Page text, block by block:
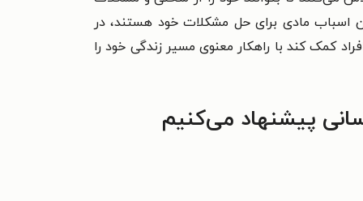
اسباب مادی برای حل مشکلات خود هستند، در
کمک کند با راهکار معنوی مسیر زندگی خود را
پیشنهاد می‌کنیم